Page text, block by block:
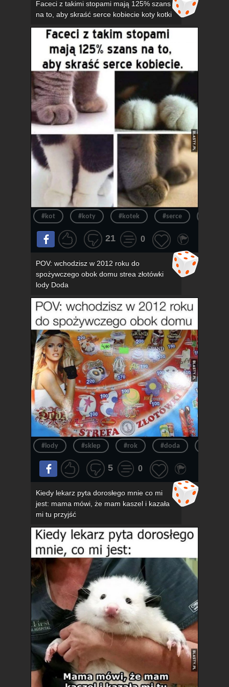
Faceci z takimi stopami mają 125% szans
na to, aby skraść serce kobiecie koty kotki
#kot #koty #kotek #serce
21 0
POV: wchodzisz w 2012 roku do
spożywczego obok domu strea złotówki
lody Doda
#lody #sklep #rok #doda
5 0
Kiedy lekarz pyta dorosłego mnie co mi
jest: mama mówi, że mam kaszel i kazała
mi tu przyjść